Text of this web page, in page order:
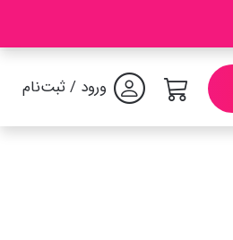
ورود / ثبت‌نام